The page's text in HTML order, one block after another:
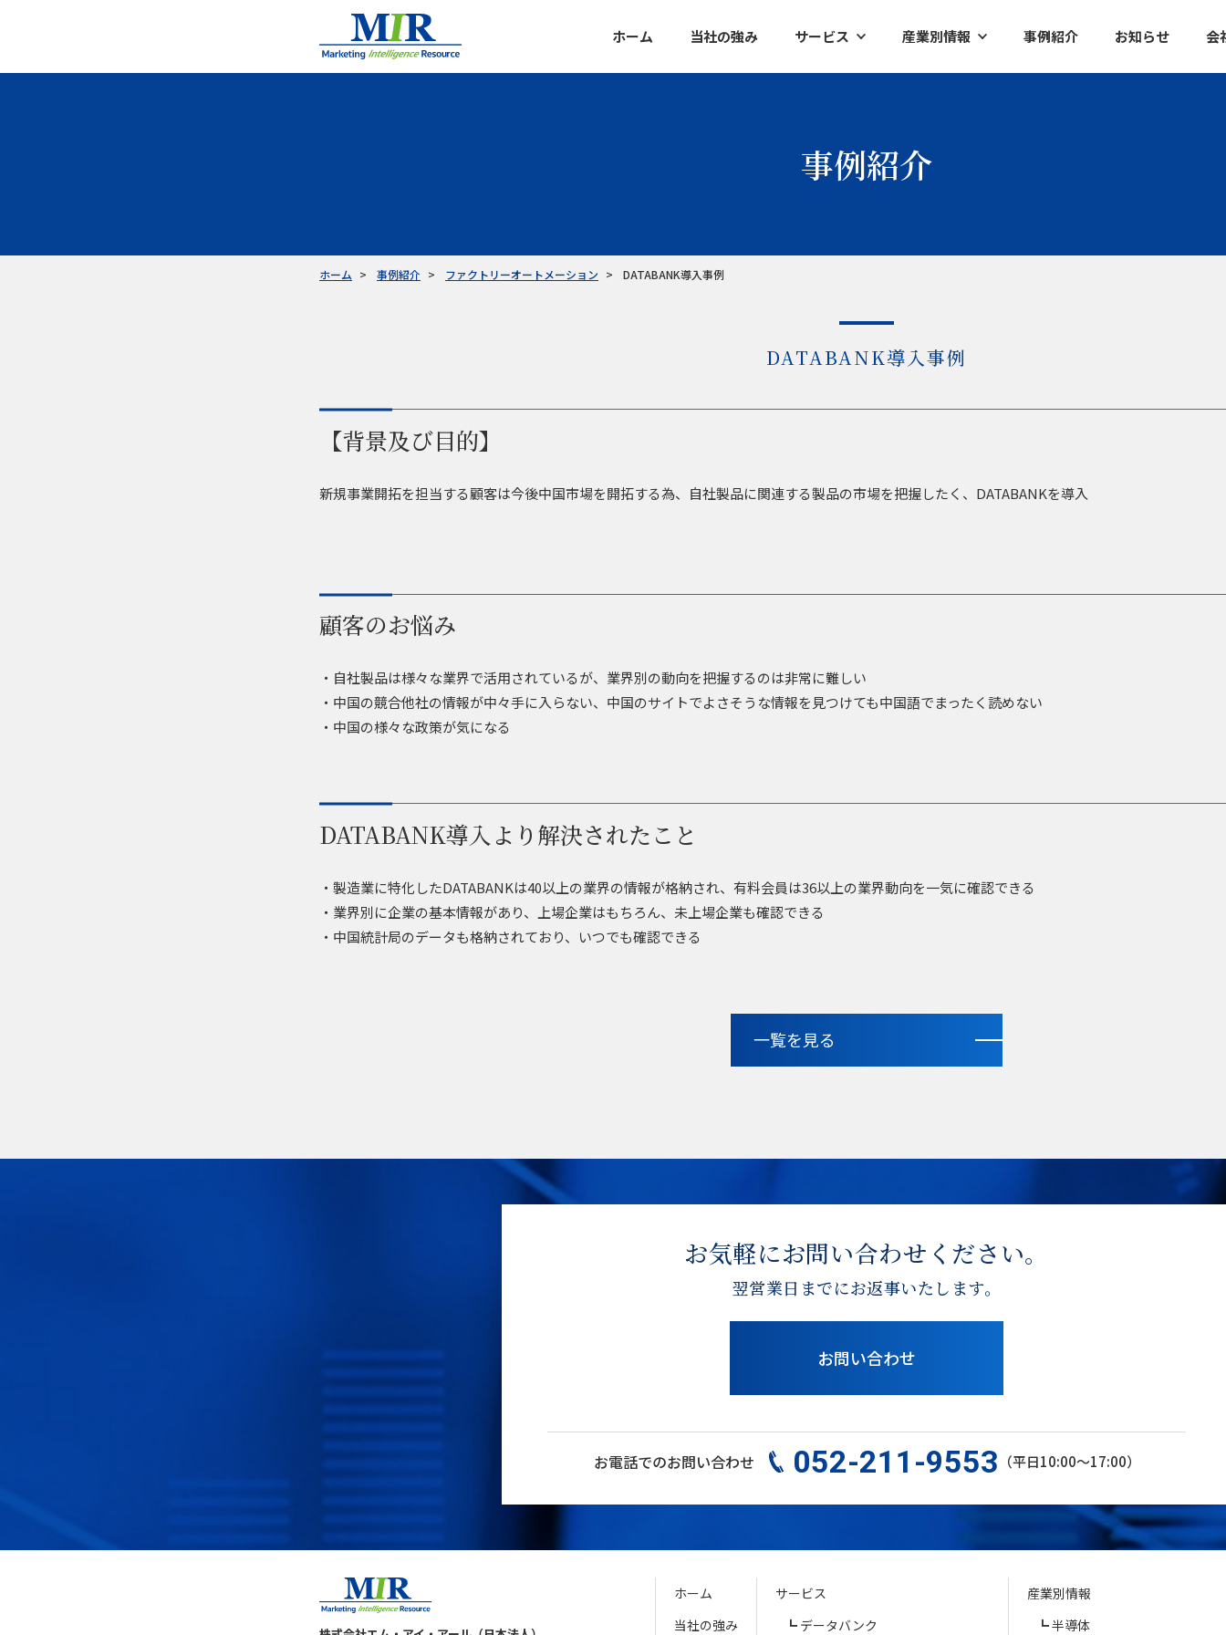
ホーム 当社の強み サービス
カスタマイズ調査レポート
産業別情報
産業別ロボット
事例紹介 お知らせ 会
事例紹介
ホーム 事例紹介 ファクトリーオートメーション DATABANK導入事例
DATABANK導入事例
【背景及び目的】
新規事業開拓を担当する顧客は今後中国市場を開拓する為、自社製品に関連する製品の市場を把握したく、DATABANKを導入
顧客のお悩み
・自社製品は様々な業界で活用されているが、業界別の動向を把握するのは非常に難しい
・中国の競合他社の情報が中々手に入らない、中国のサイトでよさそうな情報を見つけても中国語でまったく読めない
・中国の様々な政策が気になる
DATABANK導入より解決されたこと
・製造業に特化したDATABANKは40以上の業界の情報が格納され、有料会員は36以上の業界動向を一気に確認できる
・業界別に企業の基本情報があり、上場企業はもちろん、未上場企業も確認できる
・中国統計局のデータも格納されており、いつでも確認できる
一覧を見る
お気軽にお問い合わせください。
翌営業日までにお返事いたします。
お問い合わせ
お電話でのお問い合わせ 052-211-9553 （平日10:00〜17:00）
ホーム
当社の強み
サービス
データバンク
産業別情報
半導体